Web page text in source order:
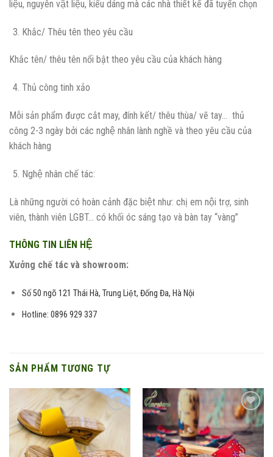
liệu, nguyên vật liệu, kiểu dáng mà các nhà thiết kế đã tuyển chọn
Khắc/ Thêu tên theo yêu cầu
Khắc tên/ thêu tên nổi bật theo yêu cầu của khách hàng
Thủ công tinh xảo
Mỗi sản phẩm được cắt may, đính kết/ thêu thùa/ vẽ tay… thủ
công 2-3 ngày bởi các nghệ nhân lành nghề và theo yêu cầu của
khách hàng
Nghệ nhân chế tác:
Là những người có hoàn cảnh đặc biệt như: chị em nội trợ, sinh
viên, thành viên LGBT… có khối óc sáng tạo và bàn tay “vàng”
THÔNG TIN LIÊN HỆ
Xưởng chế tác và showroom:
Số 50 ngõ 121 Thái Hà, Trung Liệt, Đống Đa, Hà Nội
Hotline: 0896 929 337
SẢN PHẨM TƯƠNG TỰ
wishlist
Add to
wishlist